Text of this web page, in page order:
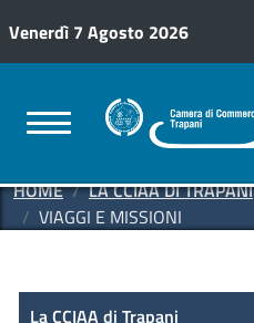
Venerdì 7 Agosto 2026
HOME LA CCIAA DI TRAPANI
VIAGGI E MISSIONI
La CCIAA di Trapani
La CCIAA di Trapani